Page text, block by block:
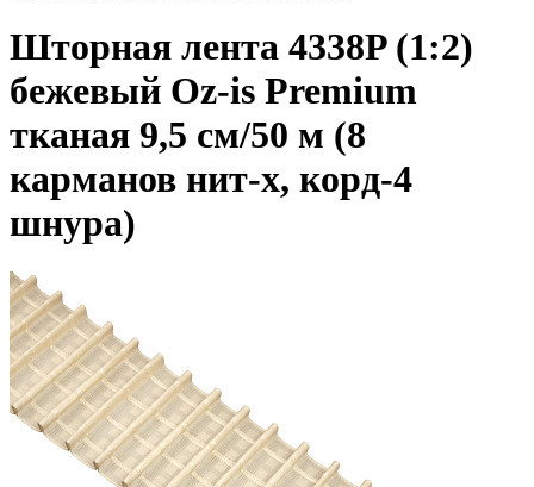
Шторная лента 4338P (1:2)
бежевый Oz-is Premium
тканая 9,5 см/50 м (8
карманов нит-х, корд-4
шнура)